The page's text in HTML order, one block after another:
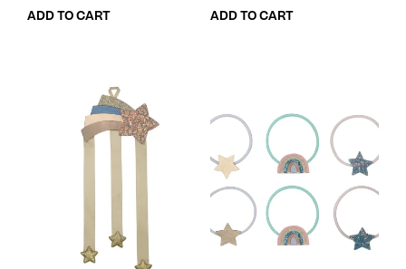
ADD TO CART
ADD TO CART